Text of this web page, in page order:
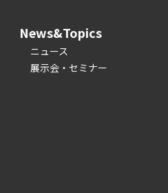
News&Topics
ニュース
展示会・セミナー